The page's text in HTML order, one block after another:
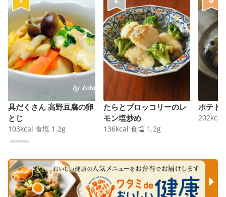
具だくさん 高野豆腐の卵
とじ
103kcal 食塩 1.2g
たらとブロッコリーのレ
モン塩炒め
136kcal 食塩 1.2g
ポテト
202kcal